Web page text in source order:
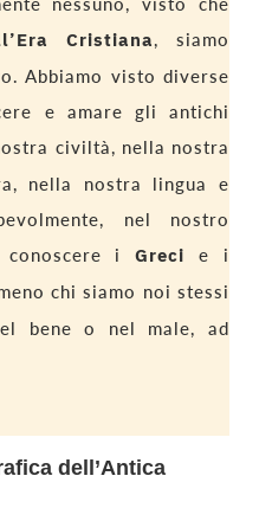
Cristiana, siamo
Abbiamo visto diverse
e amare gli antichi
civiltà, nella nostra
nella nostra lingua e
nel nostro
conoscere iGreci e i
chi siamo noi stessi
bene o nel male, ad
dell’Antica